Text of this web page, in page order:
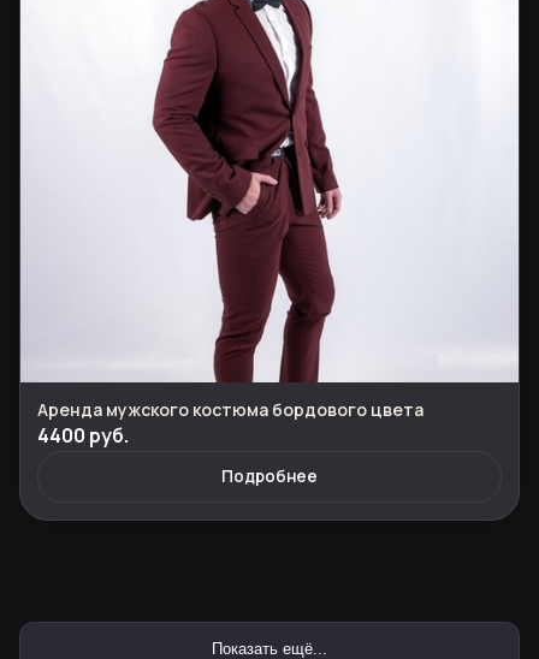
Аренда мужского костюма бордового цвета
4400 руб.
Подробнее
Показать ещё...